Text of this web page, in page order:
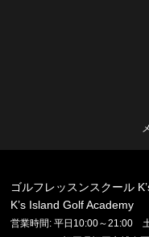
ゴルフレッスンスクール
K’s Island Golf Academy
営業時間: 平日10:00～21:00